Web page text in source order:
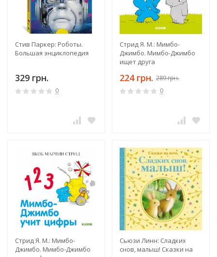
Стив Паркер: Роботы.
Большая энциклопедия
329 грн.
0
Стрид Я. М.: Мимбо-
Джимбо. Мимбо-Джимбо
ищет друга
224 грн. 289 грн.
0
Стрид Я. М.: Мимбо-
Джимбо. Мимбо-Джимбо
Сьюзи Линн: Сладких
снов, малыш! Сказки на